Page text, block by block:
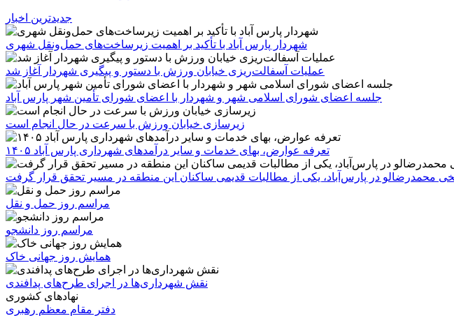
جدیدترین اخبار
شهردار پارس آباد با تأکید بر اهمیت زیرساخت‌های حمل‌ونقل شهری
عملیات آسفالت‌ریزی خیابان ورزش با دستور و پیگیری شهردار آغاز شد
جلسه اعضای شورای اسلامی شهر و شهردار با اعضای شورای تأمین شهر پارس آباد
زیرسازی خیابان ورزش با سرعت در حال انجام است
تعرفه عوارض، بهای خدمات و سایر درآمدهای شهرداری پارس آباد ۱۴۰۵
محمدرضالو در پارس‌آباد، یکی از مطالبات قدیمی ساکنان این منطقه در مسیر تحقق قرار گرفت
مراسم روز حمل و نقل
مراسم روز دانشجو
همایش روز جهانی خاک
نقش شهرداری‌ها در اجرای طرح‌های پدافندی
نهادهای کشوری
دفتر مقام معظم رهبری